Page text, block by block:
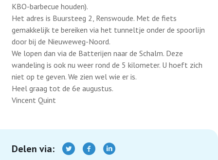
Nieuws
Ondersteuning
Terugblikken
KBO-barbecue houden).
Het adres is Buursteeg 2, Renswoude. Met de fiets
gemakkelijk te bereiken via het tunneltje onder de spoorlijn
door bij de Nieuweweg-Noord.
We lopen dan via de Batterijen naar de Schalm. Deze
wandeling is ook nu weer rond de 5 kilometer. U hoeft zich
niet op te geven. We zien wel wie er is.
Heel graag tot de 6e augustus.
Vincent Quint
Delen via: